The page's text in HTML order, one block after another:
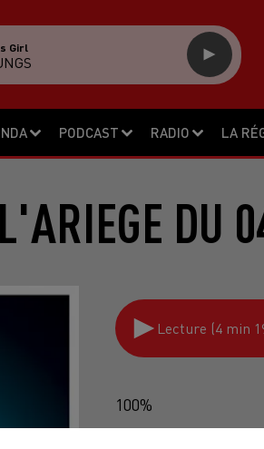
PODCAST RADIO LA
Girl
Lecture (4 min
100%